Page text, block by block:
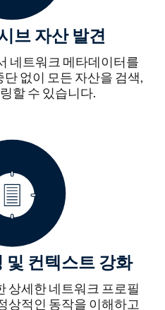
브 자산 발견
네트워크 메타데이터를
없이 모든 자산을 검색,
할 수 있습니다.
및 컨텍스트 강화
상세한 네트워크 프로필
상적인 동작을 이해하고